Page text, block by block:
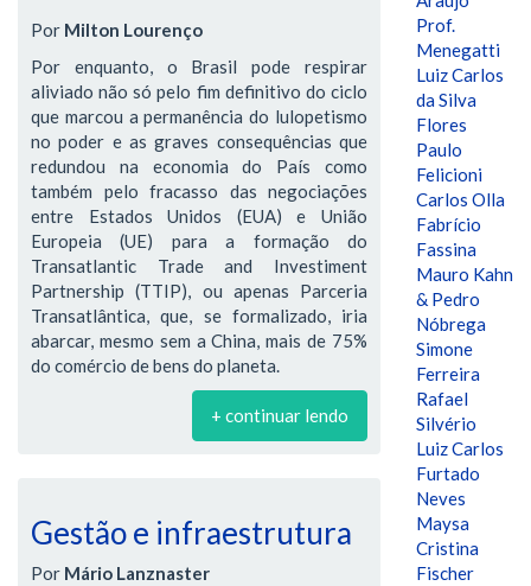
Por Milton Lourenço
Por enquanto, o Brasil pode respirar
aliviado não só pelo fim definitivo do ciclo
que marcou a permanência do lulopetismo
no poder e as graves consequências que
redundou na economia do País como
também pelo fracasso das negociações
entre Estados Unidos (EUA) e União
Europeia (UE) para a formação do
Transatlantic Trade and Investiment
Partnership (TTIP), ou apenas Parceria
Transatlântica, que, se formalizado, iria
abarcar, mesmo sem a China, mais de 75%
do comércio de bens do planeta.
+ continuar lendo
Gestão e infraestrutura
Por Mário Lanznaster
Prof.
Menegatti
Luiz Carlos
da Silva
Flores
Paulo
Felicioni
Carlos Olla
Fabrício
Fassina
Mauro Kahn
& Pedro
Nóbrega
Simone
Ferreira
Rafael
Silvério
Luiz Carlos
Furtado
Neves
Maysa
Cristina
Fischer